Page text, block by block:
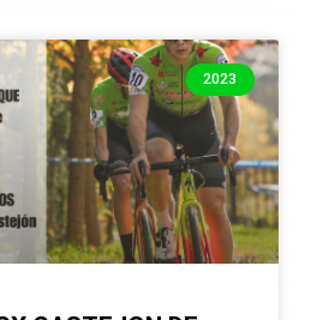
2023